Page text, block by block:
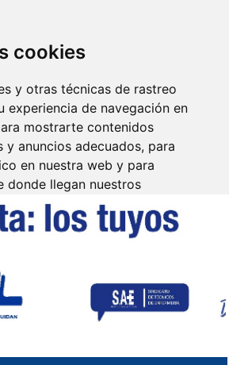
cookies
y otras técnicas de rastreo
experiencia de navegación en
mostrarte contenidos
y anuncios adecuados, para
en nuestra web y para
donde llegan nuestros
Configurar